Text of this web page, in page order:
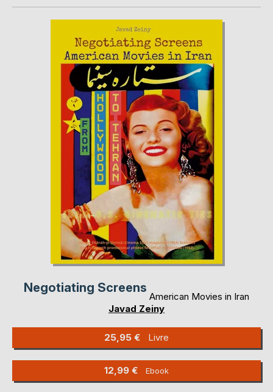
Negotiating Screens
American Movies in Iran
Javad Zeiny
25,95 € Livre
12,99 € Ebook